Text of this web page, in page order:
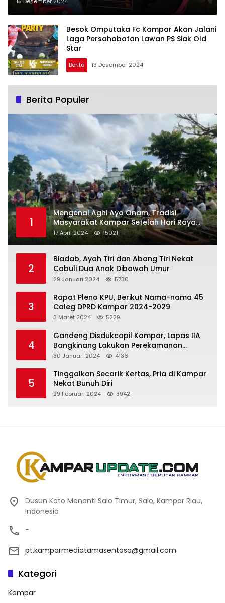
Agama
Besok Omputaka Fc Kampar Akan Jalani
Laga Persahabatan Lawan PS Siak Old
Star
Berita 13 Desember 2024
Berita Populer
1
Mengenal Aghi Ayo Onam, Tradisi
Masyarakat Kampar Setelah Hari Raya
Idul Fitri
17 April 2024 15021
2
Biadab, Ayah Tiri dan Abang Tiri Nekat
Cabuli Dua Anak Dibawah Umur
29 Januari 2024 5730
3
Rapat Pleno KPU, Berikut Nama-nama 45
3 Maret 2024 5229
4
Gandeng Disdukcapil Kampar, Lapas IIA
Bangkinang Lakukan Perekamanan
Kependudukan WBP
30 Januari 2024 4136
5
Tinggalkan Secarik Kertas, Pria di Kampar
Nekat Bunuh Diri
29 Februari 2024 3942
Dusun Koto Menanti Salo Timur, Salo, Kampar Riau,
Indonesia
-
pt.kamparmediatamasentosa@gmail.com
Kategori
Kampar